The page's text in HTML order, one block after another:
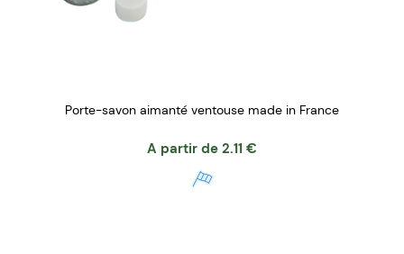
Porte-savon aimanté ventouse made in France
A partir de 2.11 €